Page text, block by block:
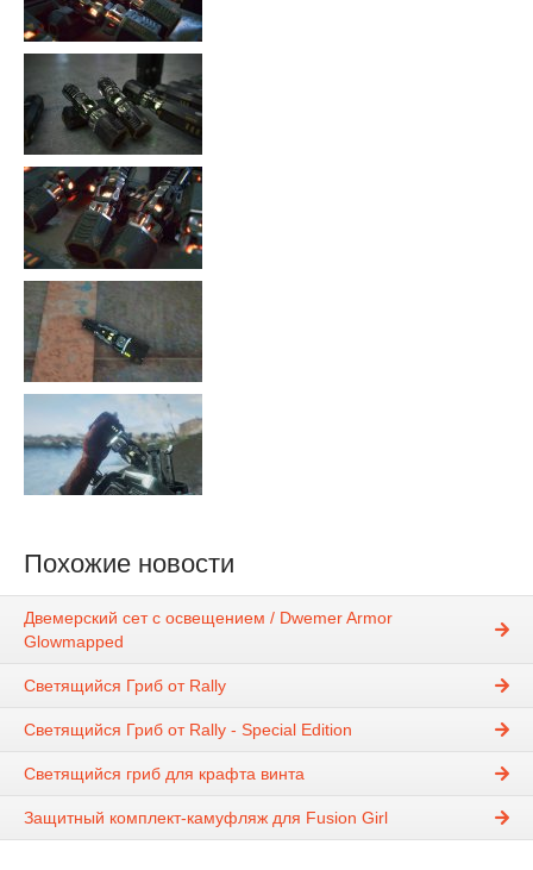
Похожие новости
Двемерский сет с освещением / Dwemer Armor
Glowmapped
Светящийся Гриб от Rally
Светящийся Гриб от Rally - Special Edition
Светящийся гриб для крафта винта
Защитный комплект-камуфляж для Fusion Girl